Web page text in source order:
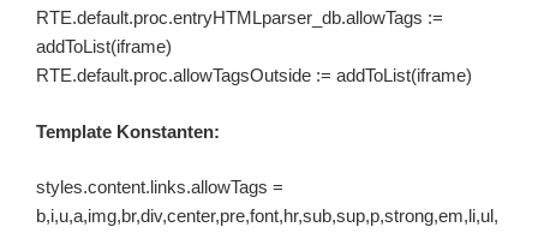
RTE.default.proc.entryHTMLparser_db.allowTags :=
addToList(iframe)
RTE.default.proc.allowTagsOutside := addToList(iframe)
Template Konstanten:
styles.content.links.allowTags =
b,i,u,a,img,br,div,center,pre,font,hr,sub,sup,p,strong,em,li,ul,